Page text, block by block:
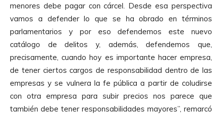
menores debe pagar con cárcel. Desde esa perspectiva
vamos a defender lo que se ha obrado en términos
parlamentarios y por eso defendemos este nuevo
catálogo de delitos y, además, defendemos que,
precisamente, cuando hoy es importante hacer empresa,
de tener ciertos cargos de responsabilidad dentro de las
empresas y se vulnera la fe pública a partir de coludirse
con otra empresa para subir precios nos parece que
también debe tener responsabilidades mayores”, remarcó